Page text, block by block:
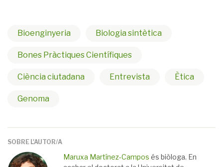
Bioenginyeria Biologia sintètica
Bones Pràctiques Científiques
Ciència ciutadana Entrevista Ètica
Genoma
SOBRE L'AUTOR/A
Maruxa Martínez-Campos és biòloga. En